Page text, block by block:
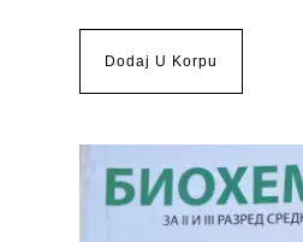
Dodaj U Korpu